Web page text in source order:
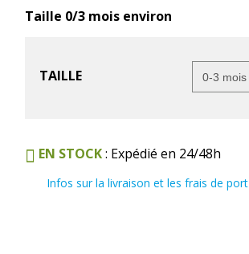
Taille 0/3 mois environ
TAILLE
EN STOCK: Expédié en 24/48h
Infos sur la livraison et les frais de port